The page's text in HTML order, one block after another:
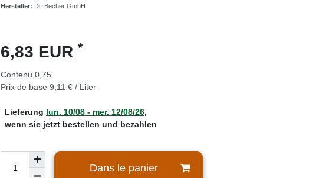
Hersteller: Dr. Becher GmbH
6,83 EUR *
Contenu 0,75
Prix de base 9,11 € / Liter
Lieferung lun. 10/08 - mer. 12/08/26,
wenn sie jetzt bestellen und bezahlen
Dans le panier